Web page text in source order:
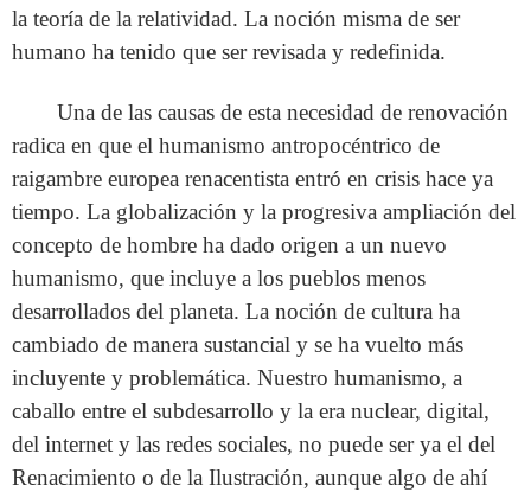
la teoría de la relatividad. La noción misma de ser
humano ha tenido que ser revisada y redefinida.
Una de las causas de esta necesidad de renovación
radica en que el humanismo antropocéntrico de
raigambre europea renacentista entró en crisis hace ya
tiempo. La globalización y la progresiva ampliación del
concepto de hombre ha dado origen a un nuevo
humanismo, que incluye a los pueblos menos
desarrollados del planeta. La noción de cultura ha
cambiado de manera sustancial y se ha vuelto más
incluyente y problemática. Nuestro humanismo, a
caballo entre el subdesarrollo y la era nuclear, digital,
del internet y las redes sociales, no puede ser ya el del
Renacimiento o de la Ilustración, aunque algo de ahí